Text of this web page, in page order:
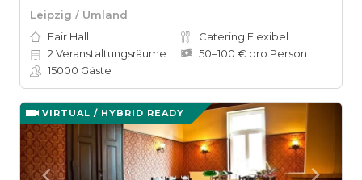
Leipzig / Umland
Fair Hall
Catering Flexibel
2 Veranstaltungsräume
50–100 € pro Person
15000 Gäste
VIRTUAL / HYBRID READY